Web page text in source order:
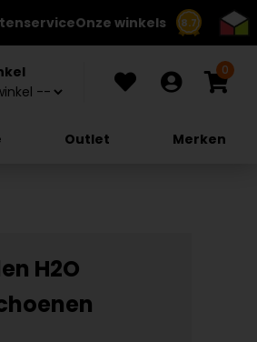
8.7
Onze winkels
0
Outlet Merken
H2O